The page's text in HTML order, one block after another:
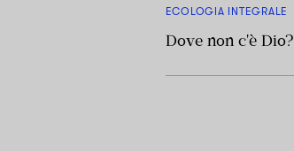
ECOLOGIA INTEGRALE
Dove non c'è Dio?